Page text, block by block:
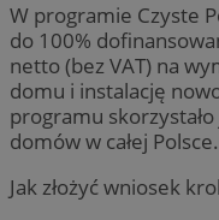
W programie Czyste
do 100%
netto (bez VAT) na
domu i instalację
programu
domów w całej Polsce.
Jak złożyć wniosek